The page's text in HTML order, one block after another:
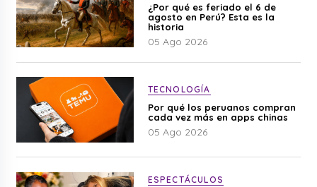
¿Por qué es feriado el 6 de
agosto en Perú? Esta es la
historia
05 Ago 2026
TECNOLOGÍA
Por qué los peruanos compran
cada vez más en apps chinas
05 Ago 2026
ESPECTÁCULOS